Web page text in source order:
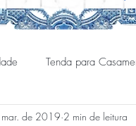
Tenda para
Espaço eventos
de 2019 2 min de leitura